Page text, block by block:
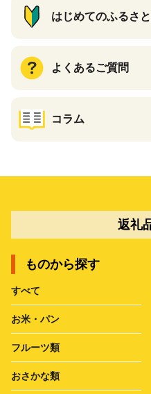
はじめてのふるさ
よくあるご質問
コラム
返礼
ものから探す
すべて
お米・パン
フルーツ類
おさかな類